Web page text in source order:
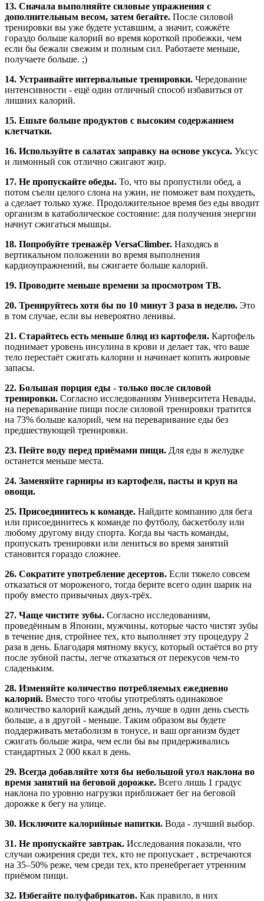
13. Сначала выполняйте силовые упражнения с
дополнительным весом, затем бегайте. После силовой
тренировки вы уже будете уставшим, а значит, сожжёте
гораздо больше калорий во время короткой пробежки, чем
если бы бежали свежим и полным сил. Работаете меньше,
получаете больше. ;)
14. Устраивайте интервальные тренировки. Чередование
интенсивности - ещё один отличный способ избавиться от
лишних калорий.
15. Ешьте больше продуктов с высоким содержанием
клетчатки.
16. Используйте в салатах заправку на основе уксуса. Уксус
и лимонный сок отлично сжигают жир.
17. Не пропускайте обеды. То, что вы пропустили обед, а
потом съели целого слона на ужин, не поможет вам похудеть,
а сделает только хуже. Продолжительное время без еды вводит
организм в катаболическое состояние: для получения энергии
начнут сжигаться мышцы.
18. Попробуйте тренажёр VersaClimber. Находясь в
вертикальном положении во время выполнения
кардиоупражнений, вы сжигаете больше калорий.
19. Проводите меньше времени за просмотром ТВ.
20. Тренируйтесь хотя бы по 10 минут 3 раза в неделю. Это
в том случае, если вы невероятно ленивы.
21. Старайтесь есть меньше блюд из картофеля. Картофель
поднимает уровень инсулина в крови и делает так, что ваше
тело перестаёт сжигать калории и начинает копить жировые
запасы.
22. Большая порция еды - только после силовой
тренировки. Согласно исследованиям Университета Невады,
на переваривание пищи после силовой тренировки тратится
на 73% больше калорий, чем на переваривание еды без
предшествующей тренировки.
23. Пейте воду перед приёмами пищи. Для еды в желудке
останется меньше места.
24. Заменяйте гарниры из картофеля, пасты и круп на
овощи.
25. Присоединитесь к команде. Найдите компанию для бега
или присоединитесь к команде по футболу, баскетболу или
любому другому виду спорта. Когда вы часть команды,
пропускать тренировки или лениться во время занятий
становится гораздо сложнее.
26. Сократите употребление десертов. Если тяжело совсем
отказаться от мороженого, тогда берите всего один шарик на
пробу вместо привычных двух-трёх.
27. Чаще чистите зубы. Согласно исследованиям,
проведённым в Японии, мужчины, которые часто чистят зубы
в течение дня, стройнее тех, кто выполняет эту процедуру 2
раза в день. Благодаря мятному вкусу, который остаётся во рту
после зубной пасты, легче отказаться от перекусов чем-то
сладеньким.
28. Изменяйте количество потребляемых ежедневно
калорий. Вместо того чтобы употреблять одинаковое
количество калорий каждый день, лучше в один день съесть
больше, а в другой - меньше. Таким образом вы будете
поддерживать метаболизм в тонусе, и ваш организм будет
сжигать больше жира, чем если бы вы придерживались
стандартных 2 000 ккал в день.
29. Всегда добавляйте хотя бы небольшой угол наклона во
время занятий на беговой дорожке. Всего лишь 1 градус
наклона по уровню нагрузки приближает бег на беговой
дорожке к бегу на улице.
30. Исключите калорийные напитки. Вода - лучший выбор.
31. Не пропускайте завтрак. Исследования показали, что
случаи ожирения среди тех, кто не пропускает , встречаются
на 35–50% реже, чем среди тех, кто пренебрегает утренним
приёмом пищи.
32. Избегайте полуфабрикатов. Как правило, в них